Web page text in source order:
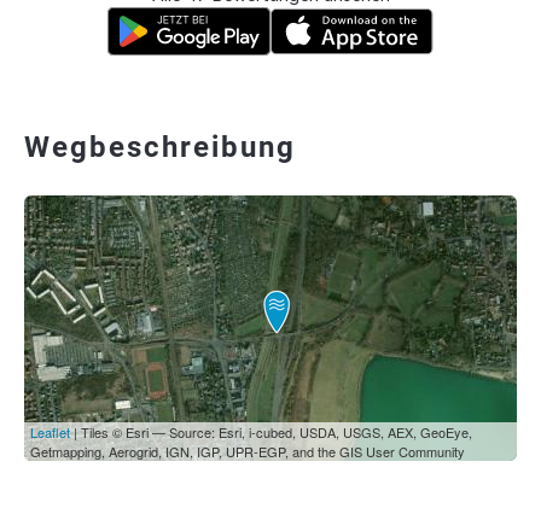
Wegbeschreibung
Leaflet| Tiles © Esri — Source: Esri, i-cubed, USDA, USGS, AEX, GeoEye,
Getmapping, Aerogrid, IGN, IGP, UPR-EGP, and the GIS User Community